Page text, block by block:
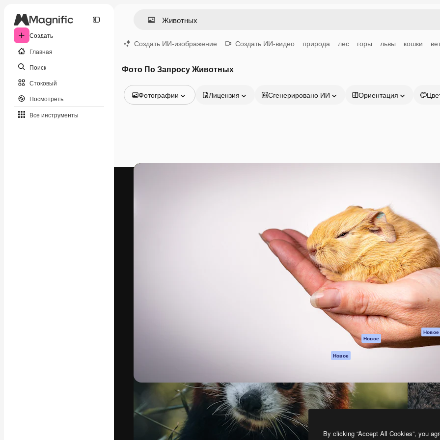
Создать
Главная
Поиск
Стоковый
Посмотреть
Все инструменты
Создать ИИ-изображение Создать ИИ-видео природа лес горы львы кошки
Фото По Запросу Животных
Фотографии
Видео
Лицензия Сгенерировано ИИ Ориентация
Креативная платформа для создания
ваших лучших работ. Более 1 миллиона
подписчиков среди креаторов,
Продукция
Spaces
ИИ-помощник
Генератор
изображений ИИ
Генератор видео
ИИ
Генератор голоса
на основе ИИ
Стоковый контент
Claude/ChatGPT
Новое
Новое
приложение
Все инструменты
Magnific
Начать
Academy
Документация по
Пакету ИИ
Служба
поддержки
Условия и
положения
Политика
Оригиналы Новое
Политика
Предприятие
By clicking “Accept All Cookies”, you